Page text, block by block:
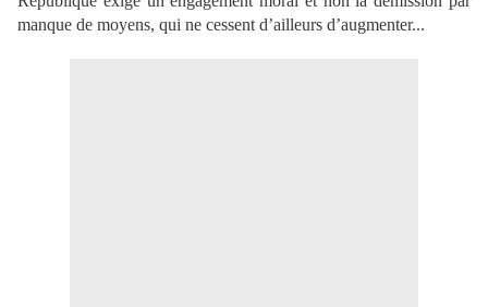
manque de moyens, qui ne cessent d’ailleurs d’augmenter...